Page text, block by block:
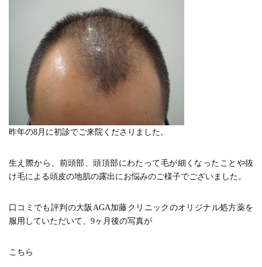
昨年の8月に初診でご来院くださりました。
生え際から、前頭部、頭頂部にわたって毛が細くなったことや抜
け毛による頭皮の地肌の露出にお悩みのご様子でございました。
口コミでも評判の大阪AGA加藤クリニックのオリジナル処方薬を
服用していただいて、9ヶ月後の写真が
こちら